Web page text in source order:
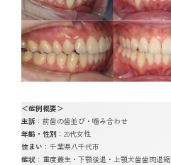
＜症例概要＞
主訴 ：前歯の歯並び・噛み合わせ
年齢・性別 ：20代女性
住まい ：千葉県八千代市
症状 ：重度叢生・下顎後退・上顎犬歯歯肉退縮